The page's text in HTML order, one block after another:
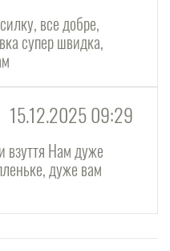
все добре,
супер швидка,
15.12.2025 09:29
взуття Нам дуже
дуже вам